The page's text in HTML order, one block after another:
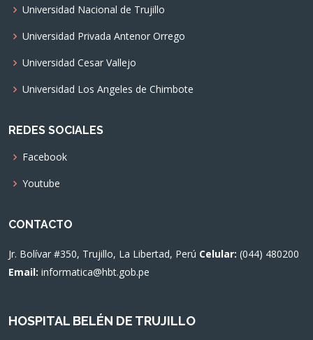
Universidad Nacional de Trujillo
Universidad Privada Antenor Orrego
Universidad Cesar Vallejo
Universidad Los Angeles de Chimbote
REDES SOCIALES
Facebook
Youtube
CONTACTO
Jr. Bolívar #350, Trujillo, La Libertad, Perú Celular: (044) 480200
Email: informatica@hbt.gob.pe
HOSPITAL BELÉN DE TRUJILLO